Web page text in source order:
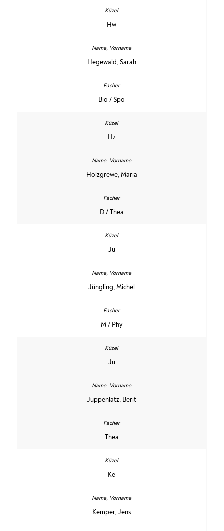
Hw
Hegewald, Sarah
Bio / Spo
Hz
Holzgrewe, Maria
D / Thea
Jü
Jüngling, Michel
M / Phy
Ju
Juppenlatz, Berit
Thea
Ke
Kemper, Jens